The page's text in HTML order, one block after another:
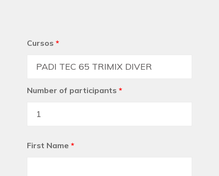
Cursos *
Number of participants *
First Name *